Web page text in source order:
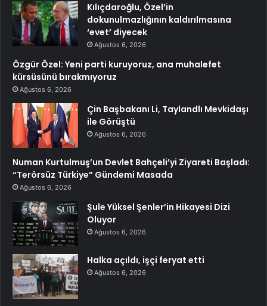
Kılıçdaroğlu, Özel’in
dokunulmazlığının kaldırılmasına
‘evet’ diyecek
Ağustos 6, 2026
Özgür Özel: Yeni parti kuruyoruz, ana muhalefet
kürsüsünü bırakmıyoruz
Ağustos 6, 2026
Çin Başbakanı Li, Taylandlı Mevkidaşı
ile Görüştü
Ağustos 6, 2026
Numan Kurtulmuş’un Devlet Bahçeli’yi Ziyareti Başladı:
“Terörsüz Türkiye” Gündemi Masada
Ağustos 6, 2026
Şule Yüksel Şenler’in Hikayesi Dizi
Oluyor
Ağustos 6, 2026
Halka açıldı, işçi feryat etti
Ağustos 6, 2026